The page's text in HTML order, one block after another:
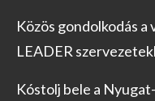
Közös gondolkodás a
LEADER
Kóstolj bele a